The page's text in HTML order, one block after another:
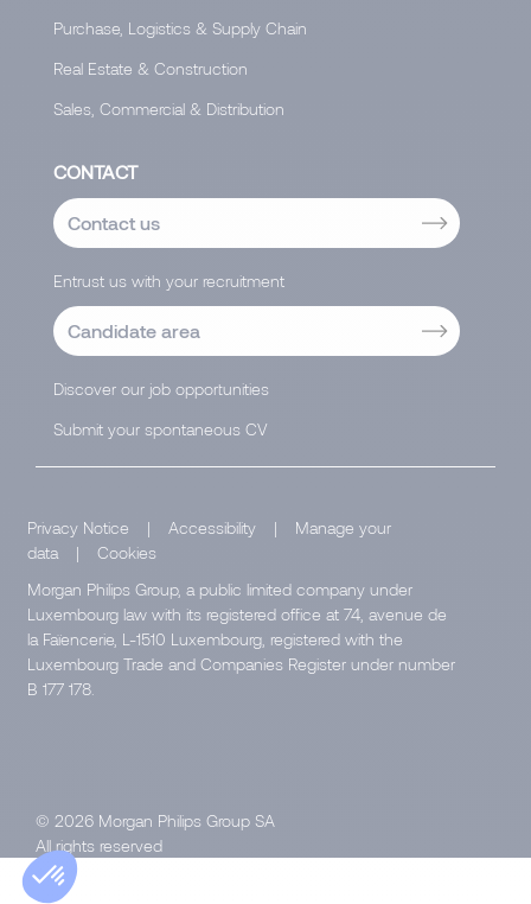
Purchase, Logistics & Supply Chain
Real Estate & Construction
Sales, Commercial & Distribution
CONTACT
Contact us
Entrust us with your recruitment
Candidate area
Discover our job opportunities
Submit your spontaneous CV
Privacy Notice | Accessibility |
Manage your
data
|
Cookies
Morgan Philips Group, a public limited company under
Luxembourg law with its registered office at 74, avenue de
la Faïencerie, L-1510 Luxembourg, registered with the
Luxembourg Trade and Companies Register under number
B 177 178.
© 2026 Morgan Philips Group SA
All rights reserved